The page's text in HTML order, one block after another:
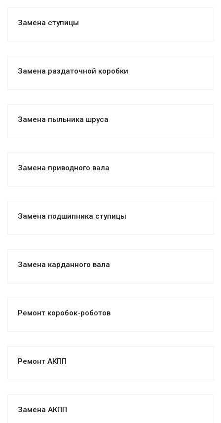
Замена ступицы
Замена раздаточной коробки
Замена пыльника шруса
Замена приводного вала
Замена подшипника ступицы
Замена карданного вала
Ремонт коробок-роботов
Ремонт АКПП
Замена АКПП